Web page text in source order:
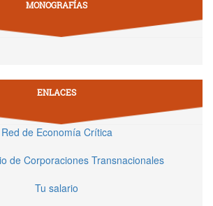
MONOGRAFÍAS
ENLACES
Red de Economía Crítica
de Corporaciones Transnacionales
Tu salario